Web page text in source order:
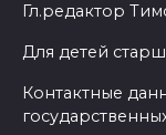
Гл.редактор
Для детей
Контактные